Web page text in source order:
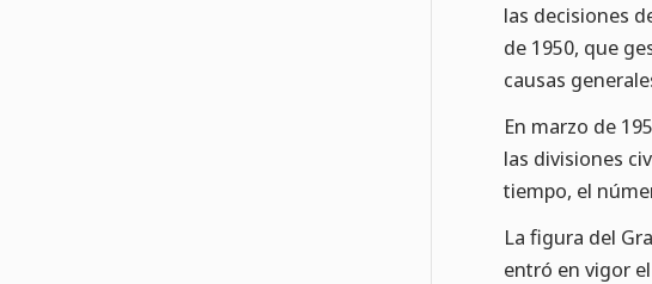
las decisiones
de 1950, que
causas
En marzo de
las divisiones
tiempo, el
La figura del
entró en vigor